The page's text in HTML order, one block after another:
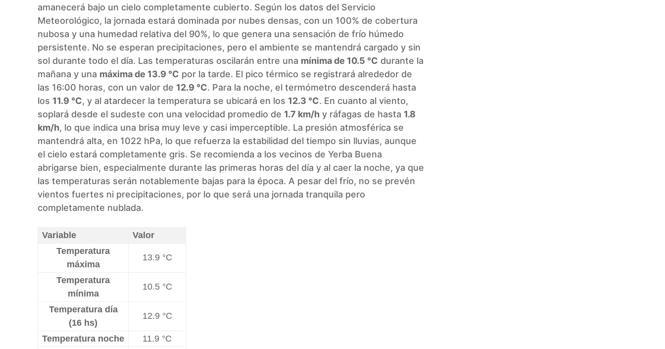
amanecerá bajo un cielo completamente cubierto. Según los datos del Servicio
Meteorológico, la jornada estará dominada por nubes densas, con un 100% de cobertura
nubosa y una humedad relativa del 90%, lo que genera una sensación de frío húmedo
persistente. No se esperan precipitaciones, pero el ambiente se mantendrá cargado y sin
sol durante todo el día. Las temperaturas oscilarán entre una mínima de 10.5 °C durante la
mañana y una máxima de 13.9 °C por la tarde. El pico térmico se registrará alrededor de
las 16:00 horas, con un valor de 12.9 °C. Para la noche, el termómetro descenderá hasta
los 11.9 °C, y al atardecer la temperatura se ubicará en los 12.3 °C. En cuanto al viento,
soplará desde el sudeste con una velocidad promedio de 1.7 km/h y ráfagas de hasta 1.8
km/h, lo que indica una brisa muy leve y casi imperceptible. La presión atmosférica se
mantendrá alta, en 1022 hPa, lo que refuerza la estabilidad del tiempo sin lluvias, aunque
el cielo estará completamente gris. Se recomienda a los vecinos de Yerba Buena
abrigarse bien, especialmente durante las primeras horas del día y al caer la noche, ya que
las temperaturas serán notablemente bajas para la época. A pesar del frío, no se prevén
vientos fuertes ni precipitaciones, por lo que será una jornada tranquila pero
completamente nublada.
Variable
Valor
Temperatura
máxima
13.9 °C
Temperatura
mínima
10.5 °C
Temperatura día
(16 hs)
12.9 °C
Temperatura noche
11.9 °C